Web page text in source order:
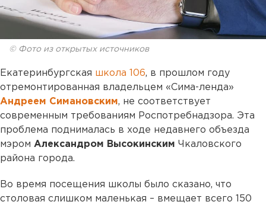
© Фото из открытых источников
Екатеринбургская школа 106, в прошлом году
отремонтированная владельцем «Cима-ленда»
Андреем Симановским, не соответствует
современным требованиям Роспотребнадзора. Эта
проблема поднималась в ходе недавнего объезда
мэром Александром Высокинским Чкаловского
района города.
Во время посещения школы было сказано, что
столовая слишком маленькая – вмещает всего 150